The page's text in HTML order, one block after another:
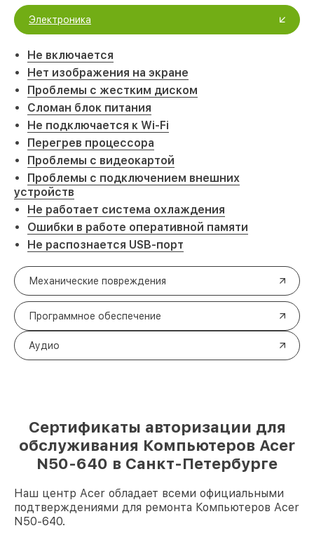
Электроника
Не включается
Нет изображения на экране
Проблемы с жестким диском
Сломан блок питания
Не подключается к Wi-Fi
Перегрев процессора
Проблемы с видеокартой
Проблемы с подключением внешних
устройств
Не работает система охлаждения
Ошибки в работе оперативной памяти
Не распознается USB-порт
Механические повреждения
Программное обеспечение
Аудио
Сертификаты авторизации для
обслуживания Компьютеров Acer
N50-640 в Санкт-Петербурге
Наш центр Acer обладает всеми официальными
подтверждениями для ремонта Компьютеров Acer
N50-640.